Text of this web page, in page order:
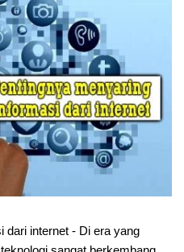
dari internet - Di era yang